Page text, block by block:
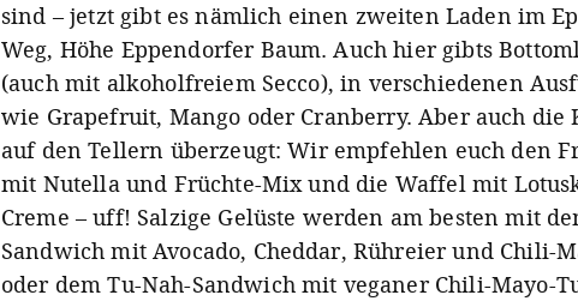
sind – jetzt gibt es nämlich einen zweiten Laden im
Weg, Höhe Eppendorfer Baum. Auch hier gibts
(auch mit alkoholfreiem Secco), in verschiedenen
wie Grapefruit, Mango oder Cranberry. Aber auch
auf den Tellern überzeugt: Wir empfehlen euch den
mit Nutella und Früchte-Mix und die Waffel mit
Creme – uff! Salzige Gelüste werden am besten mit
Sandwich mit Avocado, Cheddar, Rühreier und Chili-
oder dem Tu-Nah-Sandwich mit veganer Chili-Mayo-